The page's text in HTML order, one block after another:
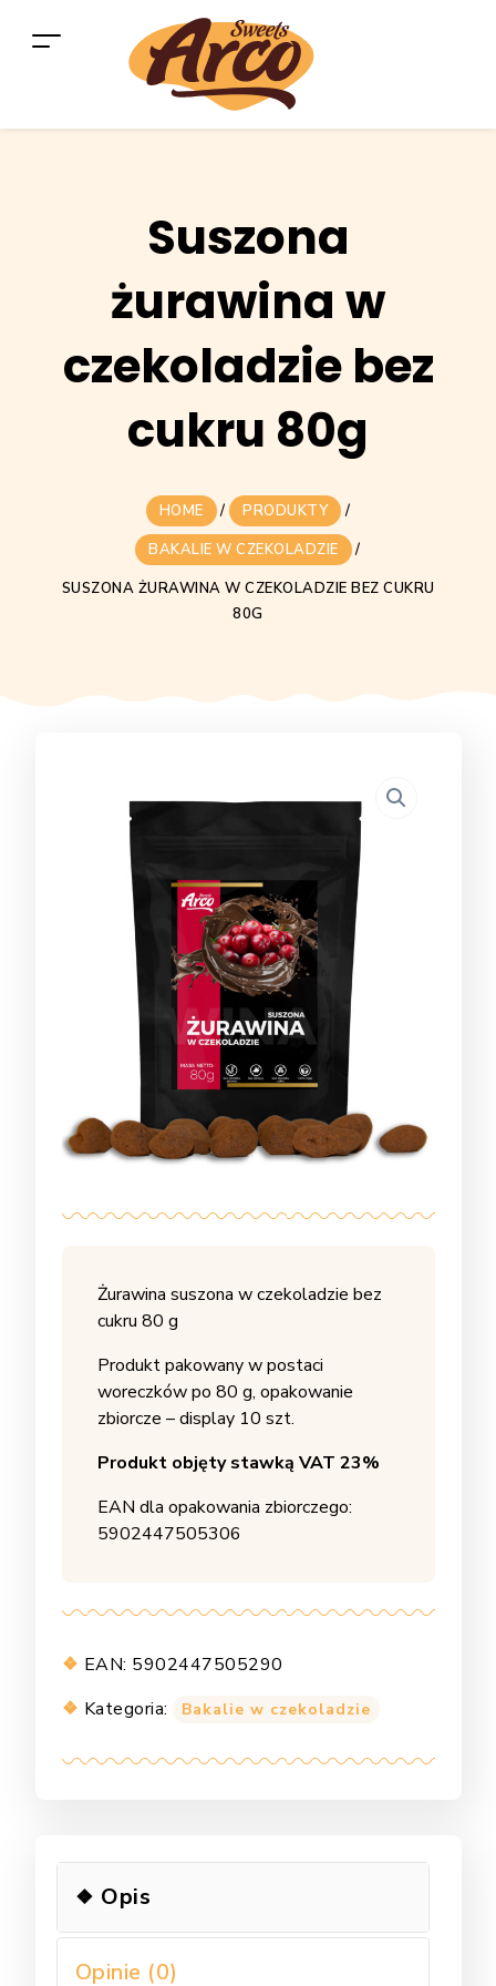
Suszona
żurawina w
czekoladzie bez
cukru 80g
HOME / PRODUKTY
/
BAKALIE W CZEKOLADZIE
/
SUSZONA ŻURAWINA W CZEKOLADZIE BEZ CUKRU
80G
Żurawina suszona w czekoladzie bez
cukru 80 g
Produkt pakowany w postaci
woreczków po 80 g, opakowanie
zbiorcze – display 10 szt.
Produkt objęty stawką VAT 23%
EAN dla opakowania zbiorczego:
5902447505306
EAN: 5902447505290
Kategoria:
Bakalie w czekoladzie
Opis
Opinie (0)